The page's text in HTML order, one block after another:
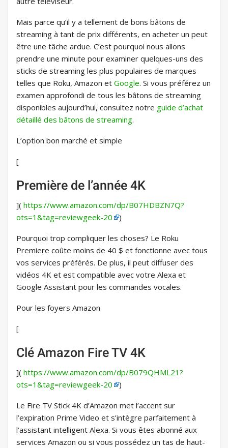
Mais parce qu’il y a tellement de bons bâtons de
streaming à tant de prix différents, en acheter un peut
être une tâche ardue. C’est pourquoi nous allons
prendre une minute pour examiner quelques-uns des
sticks de streaming les plus populaires de marques
telles que Roku, Amazon et Google. Si vous préférez un
examen approfondi de tous les bâtons de streaming
disponibles aujourd’hui, consultez notre guide d’achat
détaillé des bâtons de streaming.
L’option bon marché et simple
[
Première de l’année 4K
]( https://www.amazon.com/dp/B07HDBZN7Q?
ots=1&tag=reviewgeek-20
)
Pourquoi trop compliquer les choses? Le Roku
Premiere coûte moins de 40 $ et fonctionne avec tous
vos services préférés. De plus, il peut diffuser des
vidéos 4K et est compatible avec votre Alexa et
Google Assistant pour les commandes vocales.
Pour les foyers Amazon
[
Clé Amazon Fire TV 4K
]( https://www.amazon.com/dp/B079QHML21?
ots=1&tag=reviewgeek-20
)
Le Fire TV Stick 4K d’Amazon met l’accent sur
l’expiration Prime Video et s’intègre parfaitement à
l’assistant intelligent Alexa. Si vous êtes abonné aux
services Amazon ou si vous possédez un tas de haut-